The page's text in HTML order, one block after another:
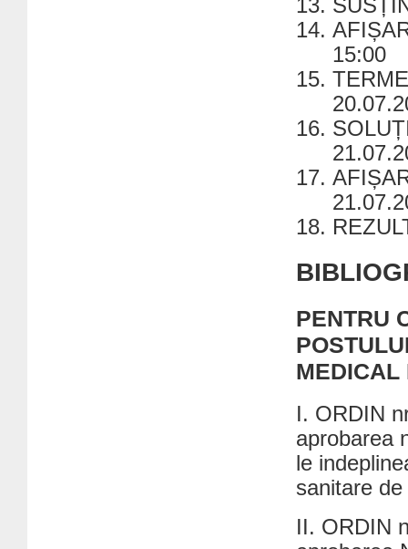
15:00
PENTRU
MEDICAL
I. ORDIN
aprobarea
le
sanitare
II. ORDIN